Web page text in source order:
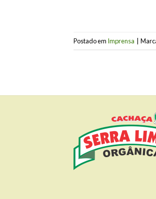
Postado em Imprensa